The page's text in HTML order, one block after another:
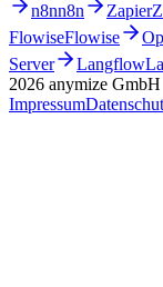
n8nn8n Zapier
FlowiseFlowise
Server
Langflow
2026 anymize GmbH
Impressum